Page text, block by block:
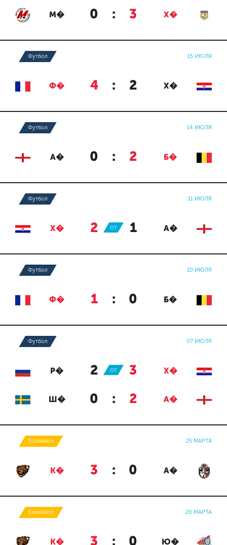
М� 0 : 3 Х�
Футбол 15 ИЮЛЯ
Ф� 4 : 2 Х�
Футбол 14 ИЮЛЯ
А� 0 : 2 Б�
Футбол 11 ИЮЛЯ
Х� 2 : 1 А�
ОТ
Футбол 10 ИЮЛЯ
Ф� 1 : 0 Б�
Футбол 07 ИЮЛЯ
Р� 2 : 3 Х�
ОТ
Ш� 0 : 2 А�
Волейбол 25 МАРТА
К� 3 : 0 А�
Волейбол 20 МАРТА
К� 3 : 0 Ю�